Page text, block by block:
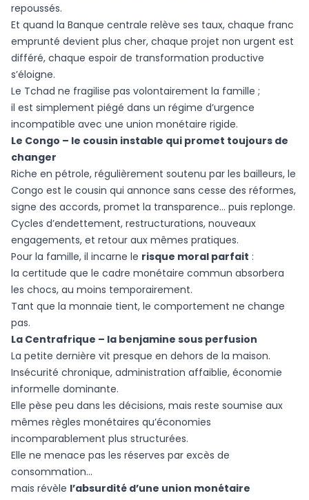
repoussés.
Et quand la Banque centrale relève ses taux, chaque franc
emprunté devient plus cher, chaque projet non urgent est
différé, chaque espoir de transformation productive
s’éloigne.
Le Tchad ne fragilise pas volontairement la famille ;
il est simplement piégé dans un régime d’urgence
incompatible avec une union monétaire rigide.
Le Congo – le cousin instable qui promet toujours de
changer
Riche en pétrole, régulièrement soutenu par les bailleurs, le
Congo est le cousin qui annonce sans cesse des réformes,
signe des accords, promet la transparence… puis replonge.
Cycles d’endettement, restructurations, nouveaux
engagements, et retour aux mêmes pratiques.
Pour la famille, il incarne le risque moral parfait :
la certitude que le cadre monétaire commun absorbera
les chocs, au moins temporairement.
Tant que la monnaie tient, le comportement ne change
pas.
La Centrafrique – la benjamine sous perfusion
La petite dernière vit presque en dehors de la maison.
Insécurité chronique, administration affaiblie, économie
informelle dominante.
Elle pèse peu dans les décisions, mais reste soumise aux
mêmes règles monétaires qu’économies
incomparablement plus structurées.
Elle ne menace pas les réserves par excès de
consommation…
mais révèle l’absurdité d’une union monétaire